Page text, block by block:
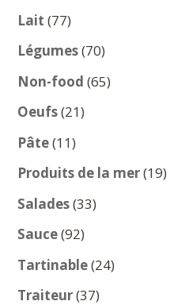
Lait 7777
produits
Légumes 7070
produits
Non-food 6565
Oeufs 2121
Pâte 1111
produits
Produits de la mer 1919
Salades 3333
Sauce 9292
produits
Tartinable 2424
Traiteur 3737